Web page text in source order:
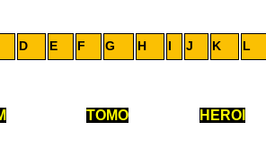
D E F G H I J K L
TOMO HEROI